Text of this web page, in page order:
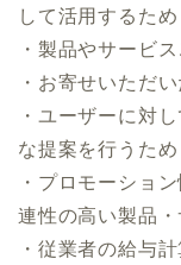
して活用するため
・製品やサービ
・お寄せいただ
・ユーザーに対
な提案を行うため
・プロモーショ
連性の高い製品
・従業者の給与